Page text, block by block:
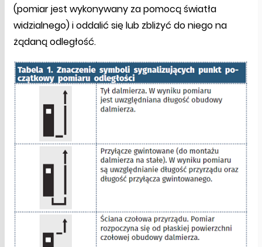
(pomiar jest wykonywany za pomocą światła
widzialnego) i oddalić się lub zbliżyć do niego na
żądaną odległość.